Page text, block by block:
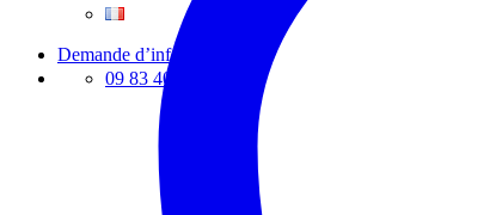
Demande d’info
09 83 40 65 79